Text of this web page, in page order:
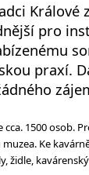
Králové
pro
praxí.
1500 osob.
Ke
židle,